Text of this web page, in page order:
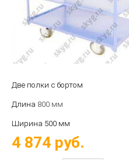
Две полки с бортом
Длина 800 мм
Ширина 500 мм
4 874 руб.